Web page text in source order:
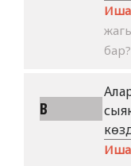
бар?
B